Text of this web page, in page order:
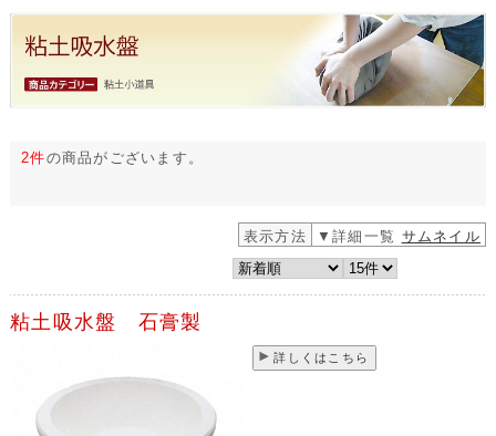
2件の商品がございます。
表示方法 ▼詳細一覧 サムネイル
粘土吸水盤 石膏製
詳しくはこちら